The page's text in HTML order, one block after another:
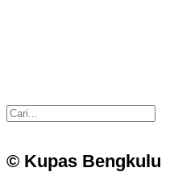
© Kupas Bengkulu